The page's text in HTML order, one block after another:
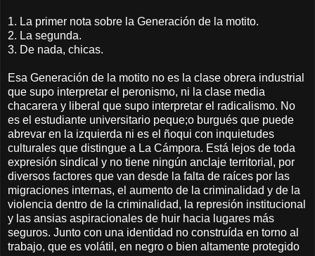
1. La primer nota sobre la Generación de la motito.
2. La segunda.
3. De nada, chicas.
Esa Generación de la motito no es la clase obrera industrial
que supo interpretar el peronismo, ni la clase media
chacarera y liberal que supo interpretar el radicalismo. No
es el estudiante universitario peque;o burgués que puede
abrevar en la izquierda ni es el ñoqui con inquietudes
culturales que distingue a La Cámpora. Está lejos de toda
expresión sindical y no tiene ningún anclaje territorial, por
diversos factores que van desde la falta de raíces por las
migraciones internas, el aumento de la criminalidad y de la
violencia dentro de la criminalidad, la represión institucional
y las ansias aspiracionales de huir hacia lugares más
seguros. Junto con una identidad no construída en torno al
trabajo, que es volátil, en negro o bien altamente protegido